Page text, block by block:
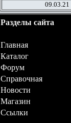
09.03.21
Разделы сайта
Главная
Каталог
Форум
Справочная
Новости
Магазин
Ссылки